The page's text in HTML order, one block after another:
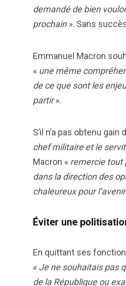
demandé de bien
prochain». Sans
Emmanuel Macron
« une même
de ce que sont les
partir».
S’il n’a pas obtenu
chef militaire et le
Macron « remercie tout
dans la direction des
chaleureux pour l’avenir
Éviter une
En quittant ses
« Je ne souhaitais pas
de la République ou